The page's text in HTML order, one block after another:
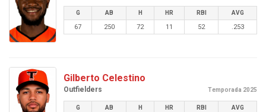
G AB H HR RBI AVG
67 250 72 11 52 .253
Gilberto Celestino
Outfielders Temporada 2025
G AB H HR RBI AVG